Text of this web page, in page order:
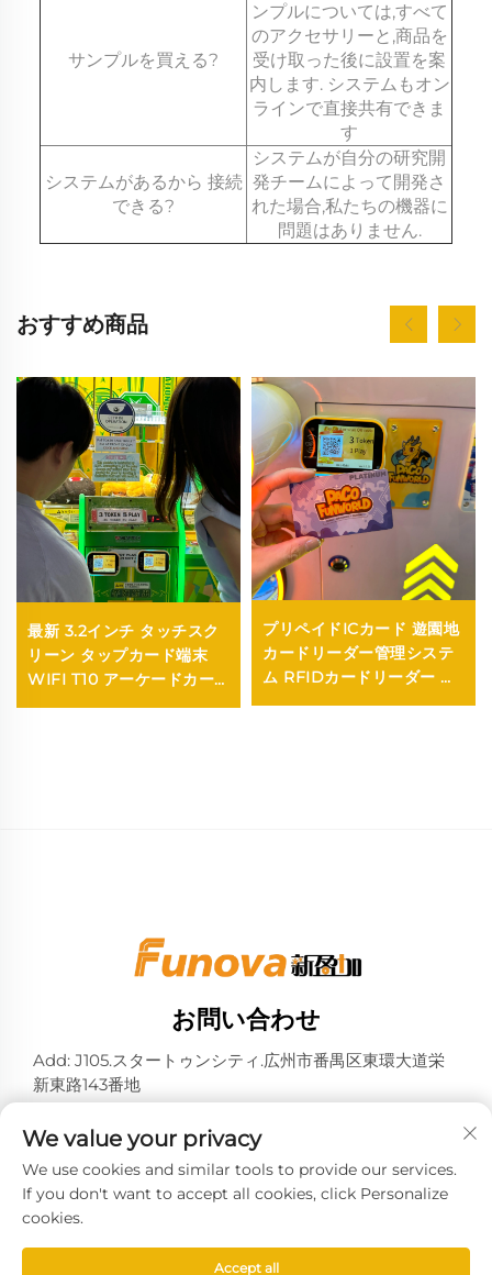
サンプルを買える?
ンプルについては,すべて
のアクセサリーと,商品を
受け取った後に設置を案
内します. システムもオン
ラインで直接共有できま
す
システムがあるから 接続
できる?
システムが自分の研究開
発チームによって開発さ
れた場合,私たちの機器に
問題はありません.
おすすめ商品
最新 3.2インチ タッチスク
リーン タップカード端末
WIFI T10 アーケードカー
ドリーダー アミューズメン
プリペイドICカード 遊園地
カードリーダー管理システ
ム RFIDカードリーダー コ
イン式ゲーム用アーケード
お問い合わせ
Add: J105.スタートゥンシティ.広州市番禺区東環大道栄
新東路143番地
メールアドレス：[email protected]
© 2025 広州新影佳システムテクノロジー有限公司 -プライ
We value your privacy
We use cookies and similar tools to provide our services.
If you don't want to accept all cookies, click Personalize
cookies.
Accept all